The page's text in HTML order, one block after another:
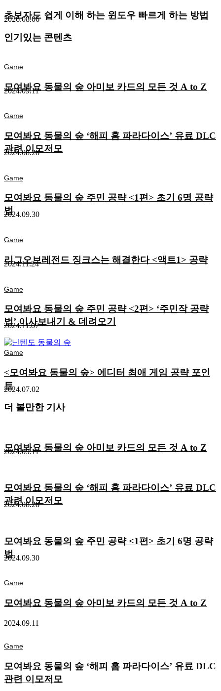
초보자도 쉽게 이해 하는 윈도우 빠르게 하는 방법
2026.08.06
인기있는 콘텐츠
Game
모여봐요 동물의 숲 아미보 카드의 모든 것 A to Z
2024.09.11
Game
모여봐요 동물의 숲 ‘해피 홈 파라다이스’ 유료 DLC
관련 이모저모
2024.08.28
Game
모여봐요 동물의 숲 주민 공략 <1편> 초기 6명 공략
법
2024.09.30
Game
리그오브레전드 징크스는 해결한다 <액트1> 공략
2024.11.24
Game
모여봐요 동물의 숲 주민 공략 <2편> ‘주민작 공략
법’ 이사보내기 & 데려오기
2024.11.07
Game
<모여봐요 동물의 숲> 에디터 최애 게임 공략 포인
트
2024.07.02
더 볼만한 기사
모여봐요 동물의 숲 아미보 카드의 모든 것 A to Z
2024.09.11
모여봐요 동물의 숲 ‘해피 홈 파라다이스’ 유료 DLC
관련 이모저모
2024.08.28
모여봐요 동물의 숲 주민 공략 <1편> 초기 6명 공략
법
2024.09.30
Game
모여봐요 동물의 숲 아미보 카드의 모든 것 A to Z
2024.09.11
Game
모여봐요 동물의 숲 ‘해피 홈 파라다이스’ 유료 DLC
관련 이모저모